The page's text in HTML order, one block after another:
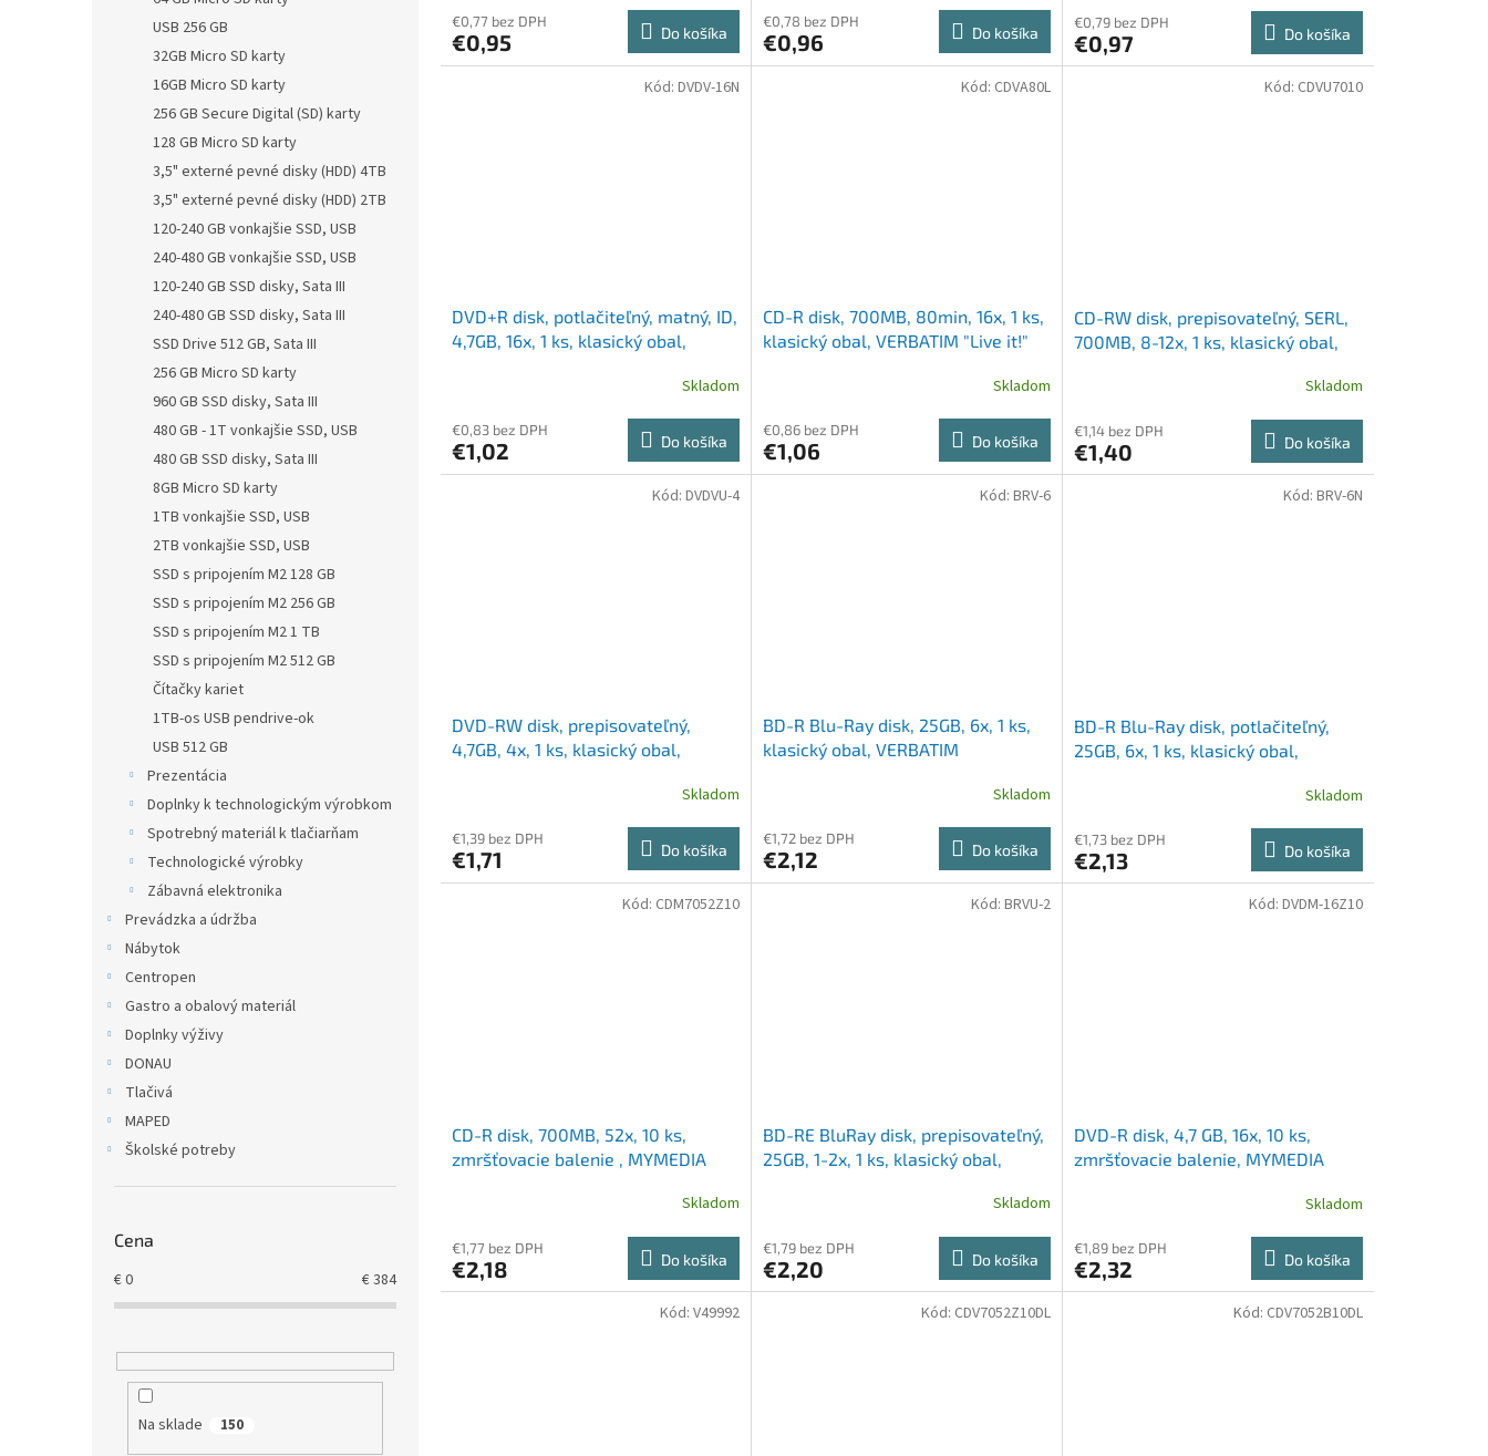
USB 256 GB
32GB Micro SD karty
16GB Micro SD karty
256 GB Secure Digital (SD) karty
128 GB Micro SD karty
3,5" externé pevné disky (HDD) 4TB
3,5" externé pevné disky (HDD) 2TB
120-240 GB vonkajšie SSD, USB
240-480 GB vonkajšie SSD, USB
120-240 GB SSD disky, Sata III
240-480 GB SSD disky, Sata III
SSD Drive 512 GB, Sata III
256 GB Micro SD karty
960 GB SSD disky, Sata III
480 GB - 1T vonkajšie SSD, USB
480 GB SSD disky, Sata III
8GB Micro SD karty
1TB vonkajšie SSD, USB
2TB vonkajšie SSD, USB
SSD s pripojením M2 128 GB
SSD s pripojením M2 256 GB
SSD s pripojením M2 1 TB
SSD s pripojením M2 512 GB
Čítačky kariet
1TB-os USB pendrive-ok
USB 512 GB
Prezentácia
Doplnky k technologickým výrobkom
Spotrebný materiál k tlačiarňam
Technologické výrobky
Zábavná elektronika
Prevádzka a údržba
Nábytok
Centropen
Gastro a obalový materiál
Doplnky výživy
DONAU
Tlačivá
MAPED
Školské potreby
Cena
€0 €384
Na sklade 150
€0,77 bez DPH
€0,95 Do košíka
€0,78 bez DPH
€0,96 Do košíka
€0,79 bez DPH
€0,97 Do košíka
DVD+R disk, potlačiteľný, matný, ID,
4,7GB, 16x, 1 ks, klasický obal,
Skladom
€0,83 bez DPH
€1,02 Do košíka
Kód: DVDV-16N
CD-R disk, 700MB, 80min, 16x, 1 ks,
klasický obal, VERBATIM "Live it!"
Skladom
€0,86 bez DPH
€1,06 Do košíka
Kód: CDVA80L
CD-RW disk, prepisovateľný, SERL,
700MB, 8-12x, 1 ks, klasický obal,
Skladom
€1,14 bez DPH
€1,40 Do košíka
Kód: CDVU7010
DVD-RW disk, prepisovateľný,
4,7GB, 4x, 1 ks, klasický obal,
Skladom
€1,39 bez DPH
€1,71 Do košíka
Kód: DVDVU-4
BD-R Blu-Ray disk, 25GB, 6x, 1 ks,
klasický obal, VERBATIM
Skladom
€1,72 bez DPH
€2,12 Do košíka
Kód: BRV-6
BD-R Blu-Ray disk, potlačiteľný,
25GB, 6x, 1 ks, klasický obal,
Skladom
€1,73 bez DPH
€2,13 Do košíka
Kód: BRV-6N
CD-R disk, 700MB, 52x, 10 ks,
zmršťovacie balenie , MYMEDIA
Skladom
€1,77 bez DPH
€2,18 Do košíka
Kód: CDM7052Z10
BD-RE BluRay disk, prepisovateľný,
25GB, 1-2x, 1 ks, klasický obal,
Skladom
€1,79 bez DPH
€2,20 Do košíka
Kód: BRVU-2
DVD-R disk, 4,7 GB, 16x, 10 ks,
zmršťovacie balenie, MYMEDIA
Skladom
€1,89 bez DPH
€2,32 Do košíka
Kód: DVDM-16Z10
Kód: V49992 Kód: CDV7052Z10DL Kód: CDV7052B10DL